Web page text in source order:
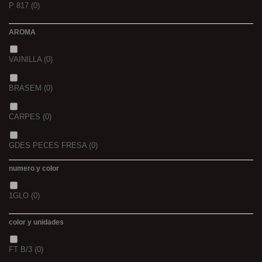
2,3
(0)
P 817 (0)
AROMA
VAINILLA(0)
BRASEM (0)
CARPES (0)
GDES PECES FRESA(0)
GDES. PECES MAIZ
GDES. PECES SCOPEX
numero y color
1GLO (0)
color y unidades
FT B/3 (0)